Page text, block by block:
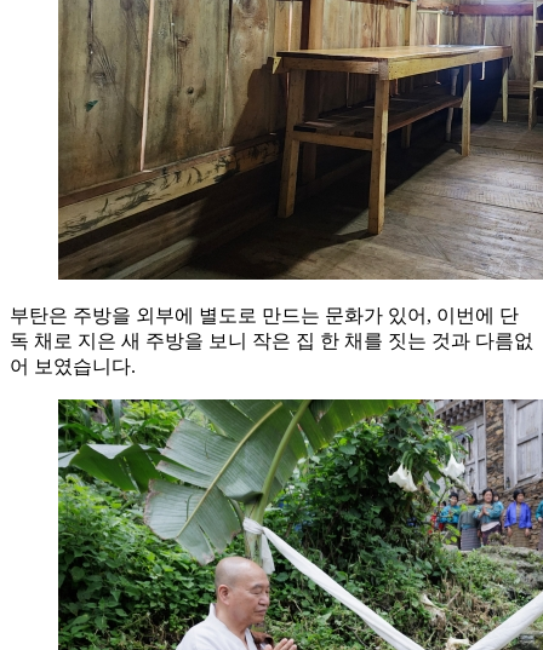
부탄은 주방을 외부에 별도로 만드는 문화가 있어, 이번에 단
독 채로 지은 새 주방을 보니 작은 집 한 채를 짓는 것과 다름없
어 보였습니다.